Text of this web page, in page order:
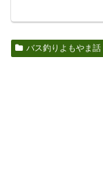
バス釣りよもやま話